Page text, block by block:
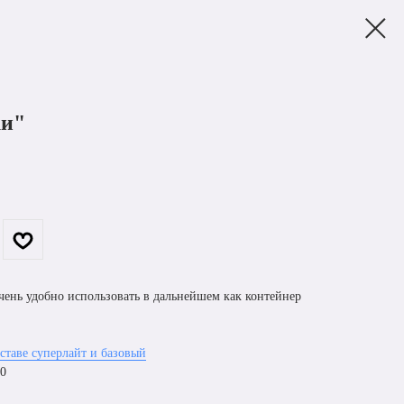
удобно использовать в дальнейшем как контейнер
суперлайт и базовый